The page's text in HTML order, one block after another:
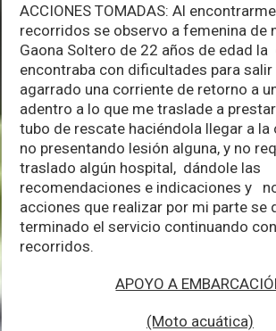
ACCIONES TOMADAS: Al
recorridos se observo a femenina de
Gaona Soltero de 22 años de edad la
encontraba con dificultades para salir
agarrado una corriente de retorno a
adentro a lo que me traslade a
tubo de rescate haciéndola llegar a la
no presentando lesión alguna, y no
traslado algún hospital, dándole las
recomendaciones e indicaciones y
acciones que realizar por mi parte se
terminado el servicio continuando
recorridos.
APOYO A
(Moto acuática)